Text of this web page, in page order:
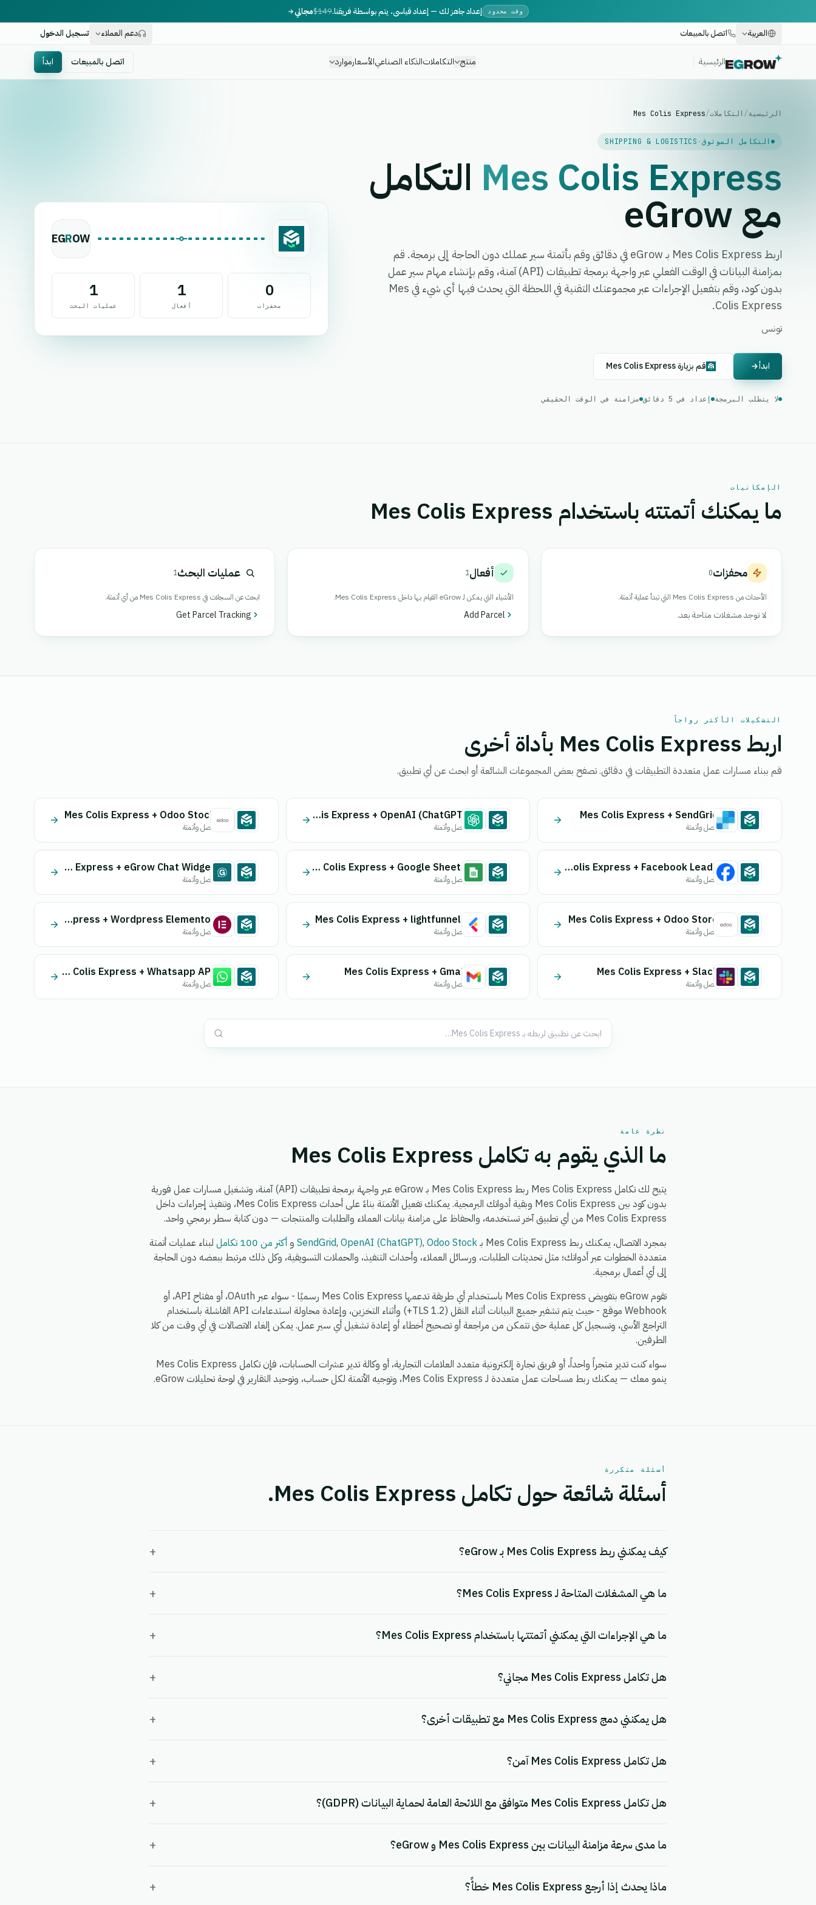
وقت محدود إعداد جاهز لك — إعداد قياسي، يتم بواسطة فريقنا.$149مجاني
العربية
اتصل بالمبيعات دعم العملاء تسجيل الدخول
الرئيسية منتج التكاملاتالذكاء الصناعيالأسعارموارد اتصل بالمبيعات ابدأ
الرئيسية/ التكاملات/
Mes Colis Express
التكامل الموثوق·
SHIPPING & LOGISTICS
Mes Colis Express التكامل
مع eGrow
اربط Mes Colis Express بـ eGrow في دقائق وقم بأتمتة سير عملك دون الحاجة إلى برمجة. قم
بمزامنة البيانات في الوقت الفعلي عبر واجهة برمجة تطبيقات (API) آمنة، وقم بإنشاء مهام سير عمل
بدون كود، وقم بتفعيل الإجراءات عبر مجموعتك التقنية في اللحظة التي يحدث فيها أي شيء في Mes
Colis Express.
تونس
ابدأ قم بزيارة Mes Colis Express
لا يتطلب البرمجة إعداد في 5 دقائق مزامنة في الوقت الحقيقي
EGROW
0
محفزات
1
أفعال
1
عمليات البحث
الإمكانيات
ما يمكنك أتمتته باستخدام Mes Colis Express
محفزات0
الأحداث من Mes Colis Express التي تبدأ عملية أتمتة.
لا توجد مشغلات متاحة بعد.
أفعال1
الأشياء التي يمكن لـ eGrow القيام بها داخل Mes Colis Express.
Add Parcel
عمليات البحث1
ابحث عن السجلات في Mes Colis Express من أي أتمتة.
Get Parcel Tracking
التشكيلات الأكثر رواجاً
اربط Mes Colis Express بأداة أخرى
قم ببناء مسارات عمل متعددة التطبيقات في دقائق. تصفح بعض المجموعات الشائعة أو ابحث عن أي تطبيق.
Mes Colis Express + SendGrid
اتصل وأتمتة
Mes Colis Express + OpenAI (ChatGPT)
اتصل وأتمتة
Mes Colis Express + Odoo Stock
اتصل وأتمتة
Mes Colis Express + Facebook Leads
اتصل وأتمتة
Mes Colis Express + Google Sheets
اتصل وأتمتة
Mes Colis Express + eGrow Chat Widget
اتصل وأتمتة
Mes Colis Express + Odoo Store
اتصل وأتمتة
Mes Colis Express + lightfunnels
اتصل وأتمتة
Mes Colis Express + Wordpress Elementor
اتصل وأتمتة
Mes Colis Express + Slack
اتصل وأتمتة
Mes Colis Express + Gmail
اتصل وأتمتة
Mes Colis Express + Whatsapp API
اتصل وأتمتة
نظرة عامة
ما الذي يقوم به تكامل Mes Colis Express
يتيح لك تكامل Mes Colis Express ربط Mes Colis Express بـ eGrow عبر واجهة برمجة تطبيقات (API) آمنة، وتشغيل مسارات عمل فورية
بدون كود بين Mes Colis Express وبقية أدواتك البرمجية. يمكنك تفعيل الأتمتة بناءً على أحداث Mes Colis Express، وتنفيذ إجراءات داخل
Mes Colis Express من أي تطبيق آخر تستخدمه، والحفاظ على مزامنة بيانات العملاء والطلبات والمنتجات — دون كتابة سطر برمجي واحد.
بمجرد الاتصال، يمكنك ربط Mes Colis Express بـ
SendGrid, OpenAI (ChatGPT), Odoo Stock و أكثر من 100 تكامل
لبناء عمليات أتمتة
متعددة الخطوات عبر أدواتك؛ مثل تحديثات الطلبات، ورسائل العملاء، وأحداث التنفيذ، والحملات التسويقية، وكل ذلك مرتبط ببعضه دون الحاجة
إلى أي أعمال برمجية.
تقوم eGrow بتفويض Mes Colis Express باستخدام أي طريقة تدعمها Mes Colis Express رسميًا - سواء عبر OAuth، أو مفتاح API، أو
Webhook موقع - حيث يتم تشفير جميع البيانات أثناء النقل (TLS 1.2+) وأثناء التخزين، وإعادة محاولة استدعاءات API الفاشلة باستخدام
التراجع الأسي، وتسجيل كل عملية حتى تتمكن من مراجعة أو تصحيح أخطاء أو إعادة تشغيل أي سير عمل. يمكن إلغاء الاتصالات في أي وقت من كلا
الطرفين.
سواء كنت تدير متجراً واحداً، أو فريق تجارة إلكترونية متعدد العلامات التجارية، أو وكالة تدير عشرات الحسابات، فإن تكامل Mes Colis Express
ينمو معك — يمكنك ربط مساحات عمل متعددة لـ Mes Colis Express، وتوجيه الأتمتة لكل حساب، وتوحيد التقارير في لوحة تحليلات eGrow.
أسئلة متكررة
أسئلة شائعة حول تكامل Mes Colis Express.
كيف يمكنني ربط Mes Colis Express بـ eGrow؟ +
ما هي المشغلات المتاحة لـ Mes Colis Express؟ +
ما هي الإجراءات التي يمكنني أتمتتها باستخدام Mes Colis Express؟ +
هل تكامل Mes Colis Express مجاني؟ +
هل يمكنني دمج Mes Colis Express مع تطبيقات أخرى؟ +
هل تكامل Mes Colis Express آمن؟ +
هل تكامل Mes Colis Express متوافق مع اللائحة العامة لحماية البيانات (GDPR)؟ +
ما مدى سرعة مزامنة البيانات بين Mes Colis Express و eGrow؟ +
ماذا يحدث إذا أرجع Mes Colis Express خطأً؟ +